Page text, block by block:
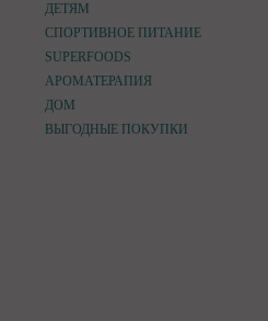
ДЕТЯМ
СПОРТИВНОЕ ПИТАНИЕ
SUPERFOODS
АРОМАТЕРАПИЯ
ДОМ
ВЫГОДНЫЕ ПОКУПКИ